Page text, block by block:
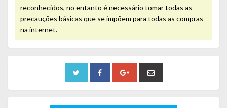
reconhecidos, no entanto é necessário tomar todas as
precauções básicas que se impõem para todas as compras
na internet.